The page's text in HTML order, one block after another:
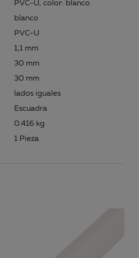
PVC-U, color: blanco
blanco
PVC-U
1,1 mm
30 mm
30 mm
lados iguales
Escuadra
0.416 kg
1 Pieza